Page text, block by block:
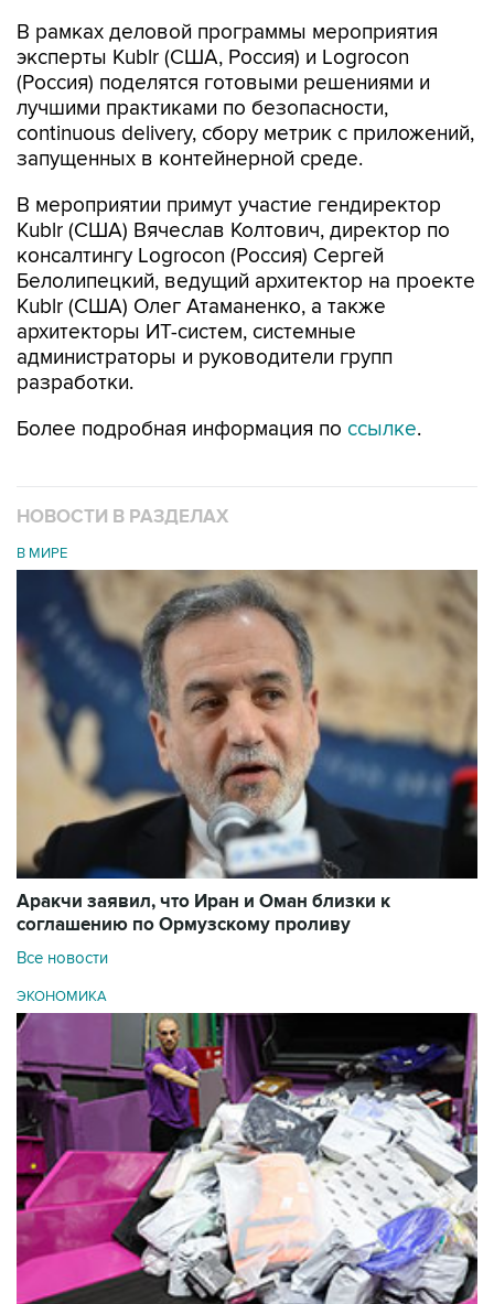
В рамках деловой программы мероприятия
эксперты Kublr (США, Россия) и Logrocon
(Россия) поделятся готовыми решениями и
лучшими практиками по безопасности,
continuous delivery, сбору метрик с приложений,
запущенных в контейнерной среде.
В мероприятии примут участие гендиректор
Kublr (США) Вячеслав Колтович, директор по
консалтингу Logrocon (Россия) Сергей
Белолипецкий, ведущий архитектор на проекте
Kublr (США) Олег Атаманенко, а также
архитекторы ИТ-систем, системные
администраторы и руководители групп
разработки.
Более подробная информация по ссылке.
НОВОСТИ В РАЗДЕЛАХ
В МИРЕ
Аракчи заявил, что Иран и Оман близки к
соглашению по Ормузскому проливу
Все новости
ЭКОНОМИКА